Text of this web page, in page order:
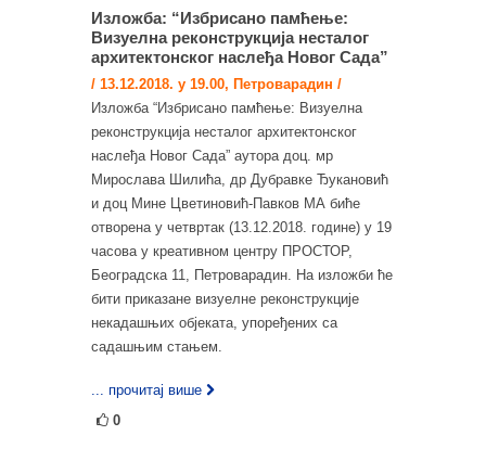
Изложба: “Избрисано памћење:
Визуелна реконструкција несталог
архитектонског наслеђа Новог Сада”
/ 13.12.2018. у 19.00, Петроварадин /
Изложба “Избрисано памћење: Визуелна
реконструкција несталог архитектонског
наслеђа Новог Сада” аутора доц. мр
Мирослава Шилића, др Дубравке Ђукановић
и доц Мине Цветиновић-Павков МА биће
отворена у четвртак (13.12.2018. године) у 19
часова у креативном центру ПРОСТОР,
Београдска 11, Петроварадин. На изложби ће
бити приказане визуелне реконструкције
некадашњих објеката, упоређених са
садашњим стањем.
... прочитај више
0